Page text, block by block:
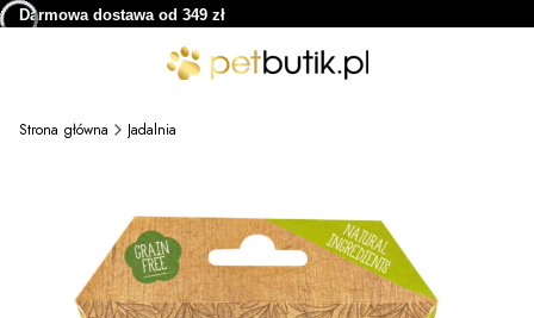
Darmowa dostawa od 349 zł
Strona główna Jadalnia